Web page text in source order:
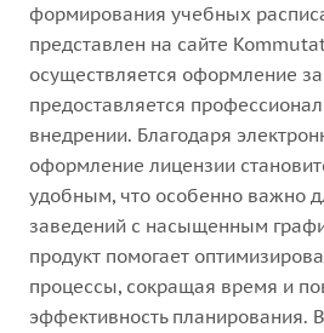
формирования учебных
представлен на сайте
осуществляется оформление
предоставляется
внедрении. Благодаря
оформление лицензии
удобным, что особенно важно
заведений с насыщенным
продукт помогает
процессы, сокращая время и
эффективность планирования.